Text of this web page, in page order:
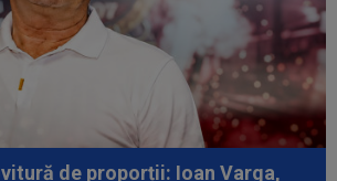
de proporții: Ioan Varga,